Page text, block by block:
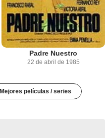
Padre Nuestro
22 de abril de 1985
Mejores películas / series